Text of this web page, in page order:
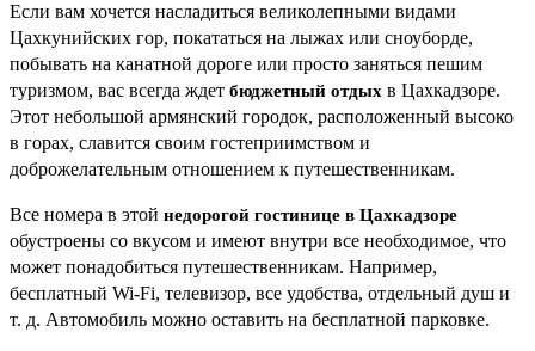
Если вам хочется насладиться великолепными видами
Цахкунийских гор, покататься на лыжах или сноуборде,
побывать на канатной дороге или просто заняться пешим
туризмом, вас всегда ждет бюджетный отдых в Цахкадзоре.
Этот небольшой армянский городок, расположенный высоко
в горах, славится своим гостеприимством и
доброжелательным отношением к путешественникам.
Все номера в этой недорогой гостинице в Цахкадзоре
обустроены со вкусом и имеют внутри все необходимое, что
может понадобиться путешественникам. Например,
бесплатный Wi-Fi, телевизор, все удобства, отдельный душ и
т. д. Автомобиль можно оставить на бесплатной парковке.